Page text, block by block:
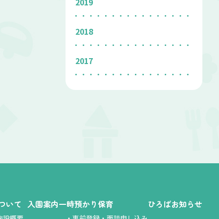
2018
2017
いて 入園案内一時預かり保育 ひろばお知らせ